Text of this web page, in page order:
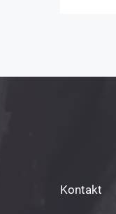
Kontakt